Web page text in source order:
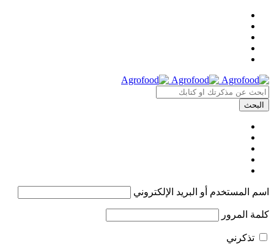
اسم المستخدم أو البريد الإلكتروني
كلمة المرور
تذكرني